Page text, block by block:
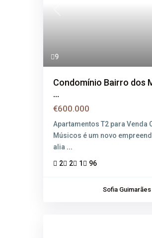
9
Condomínio Bairro dos
...
€600.000
Apartamentos T2 para Venda
Músicos é um novo
alia ...
2 2 1 96
Sofia Guimarães